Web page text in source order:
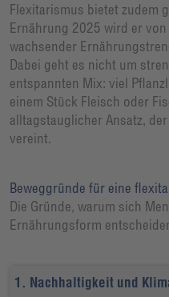
Flexitarismus bietet zudem
Ernährung 2025 wird er
wachsender
Dabei geht es nicht um
entspannten Mix: viel
einem Stück Fleisch oder
alltagstauglicher Ansatz,
vereint.
Beweggründe für eine
Die Gründe, warum sich
Ernährungsform
1. Nachhaltigkeit und